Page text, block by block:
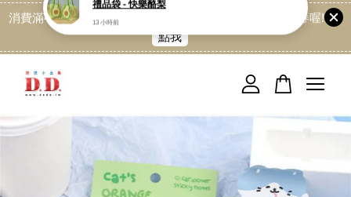
消費滿499免運喔, 記得加LINE:@dede168 領取專屬折扣券喔!
點我
您的購物車目前還是空的。